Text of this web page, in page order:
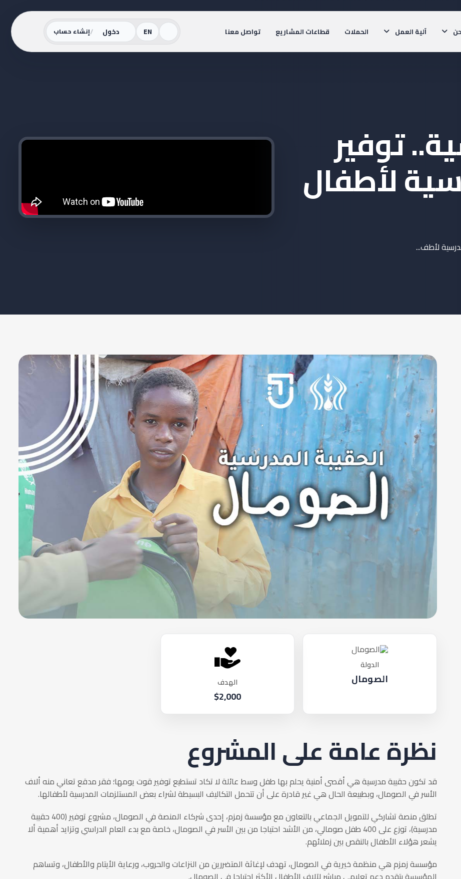
آلية العمل الحملات قطاعات المشاريع تواصل معنا EN دخول /إنشاء حساب
توفير
لأطفال
لأطف...
الدولة
الصومال‎‎ الهدف
$2,000
نظرة عامة على المشروع
قد تكون حقيبة مدرسية هي أقصى أمنية يحلم بها طفل وسط عائلة لا تكاد تستطيع توفير قوت يومها؛ فقر مدقع تعاني منه ألاف
الأسر في الصومال، وبطبيعة الحال هي غير قادرة على أن تتحمل التكاليف البسيطة لشراء بعض المستلزمات المدرسية لأطفالها.
تطلق منصة تشاركي للتمويل الجماعي بالتعاون مع مؤسسة زمزم، إحدى شركاء المنصة في الصومال، مشروع توفير (400 حقيبة
مدرسية)، توزع على 400 طفل صومالي، من الأشد احتياجا من بين الأسر في الصومال، خاصة مع بدء العام الدراسي وتزايد أهمية ألا
يشعر هؤلاء الأطفال بالنقص بين زملائهم.
مؤسسة زمزم هي منظمة خيرية في الصومال، تهدف لإغاثة المتضررين من النزاعات والحروب، ورعاية الأيتام والأطفال، وتساهم